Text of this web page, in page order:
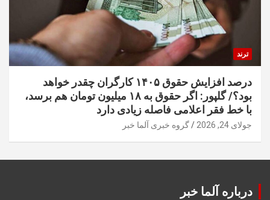
ترند
درصد افزایش حقوق ۱۴۰۵ کارگران چقدر خواهد
بود؟/ گلپور: اگر حقوق به ۱۸ میلیون تومان هم برسد،
با خط فقر اعلامی فاصله زیادی دارد
جولای 24, 2026 گروه خبری آلما خبر
درباره آلما خبر